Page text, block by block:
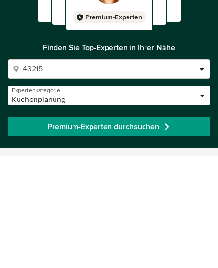
Premium-Experten
Finden Sie Top-Experten in Ihrer Nähe
Expertenkategorie
Küchenplanung
Premium-Experten durchsuchen